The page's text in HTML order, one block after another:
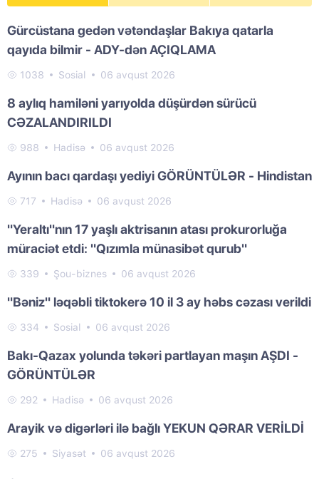
Gürcüstana gedən vətəndaşlar Bakıya qatarla
qayıda bilmir - ADY-dən AÇIQLAMA
1038 Sosial 06 avqust 2026
8 aylıq hamiləni yarıyolda düşürdən sürücü
CƏZALANDIRILDI
988 Hadisə 06 avqust 2026
Ayının bacı qardaşı yediyi GÖRÜNTÜLƏR - Hindistan
717 Hadisə 06 avqust 2026
"Yeraltı"nın 17 yaşlı aktrisanın atası prokurorluğa
müraciət etdi: "Qızımla münasibət qurub"
339 Şou-biznes 06 avqust 2026
"Bəniz" ləqəbli tiktokerə 10 il 3 ay həbs cəzası verildi
334 Sosial 06 avqust 2026
Bakı-Qazax yolunda təkəri partlayan maşın AŞDI -
GÖRÜNTÜLƏR
292 Hadisə 06 avqust 2026
Arayik və digərləri ilə bağlı YEKUN QƏRAR VERİLDİ
275 Siyasət 06 avqust 2026